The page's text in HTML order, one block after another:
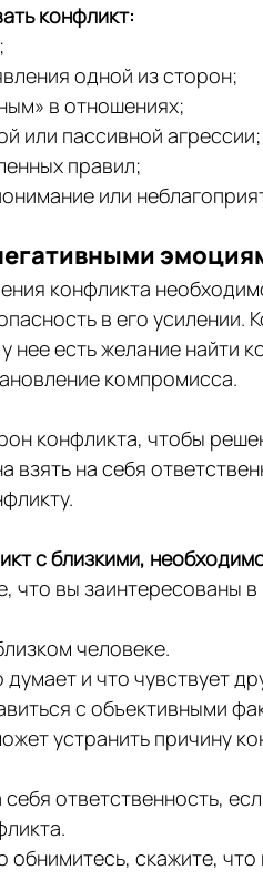
конфликт:
одной из сторон;
в отношениях;
или пассивной агрессии;
правил;
или
конфликта
в его усилении.
нее есть желание найти
компромисса.
конфликта, чтобы
взять на себя
с близкими,
что вы заинтересованы в
человеке.
и что чувствует
с объективными
устранить причину
ответственность,
обнимитесь, скажите,